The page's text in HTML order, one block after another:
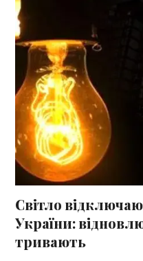
Світло
України:
тривають